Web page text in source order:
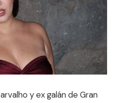
y ex galán de Gran